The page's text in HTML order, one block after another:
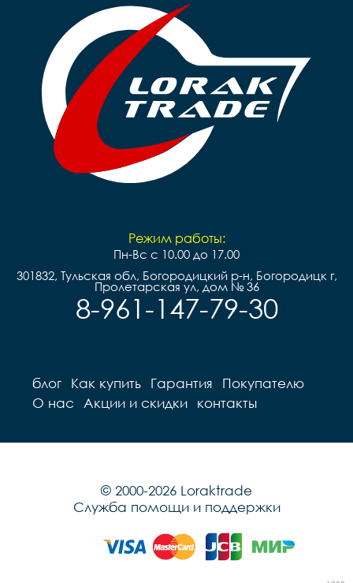
Режим работы:
Пн-Вс с 10.00 до 17.00
301832, Тульская обл, Богородицкий р-н, Богородицк г,
Пролетарская ул, дом № 36
8-961-147-79-30
блог Как купить Гарантия
Покупателю
О нас
Акции и скидки контакты
© 2000-2026 Loraktrade
Служба помощи и поддержки